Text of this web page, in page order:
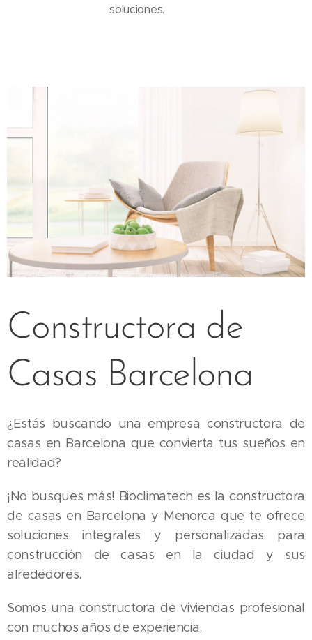
soluciones.
Constructora de
Casas Barcelona
¿Estás buscando una empresa constructora de
casas en Barcelona que convierta tus sueños en
realidad?
¡No busques más! Bioclimatech es la constructora
de casas en Barcelona y Menorca que te ofrece
soluciones integrales y personalizadas para
construcción de casas en la ciudad y sus
alrededores.
Somos una constructora de viviendas profesional
con muchos años de experiencia.